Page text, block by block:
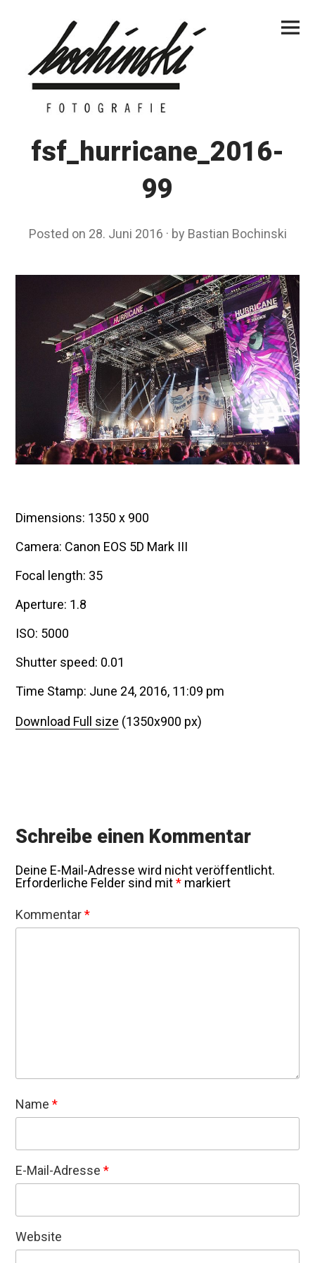
Menu
fsf_hurricane_2016-
99
Posted on 28. Juni 2016 by Bastian Bochinski
Dimensions: 1350 x 900
Camera: Canon EOS 5D Mark III
Focal length: 35
Aperture: 1.8
ISO: 5000
Shutter speed: 0.01
Time Stamp: June 24, 2016, 11:09 pm
Download Full size (1350x900 px)
Schreibe einen Kommentar
Deine E-Mail-Adresse wird nicht veröffentlicht.
Erforderliche Felder sind mit* markiert
Kommentar*
Name*
E-Mail-Adresse*
Website